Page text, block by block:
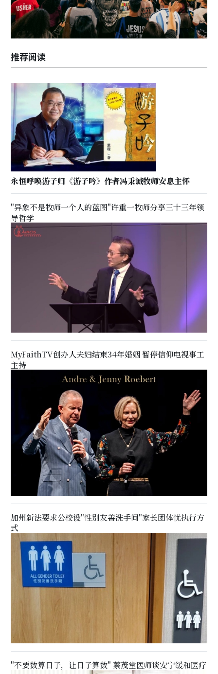
推荐阅读
永恒呼唤游子归《游子吟》作者冯秉诚牧师安息主怀
"异象不是牧师一个人的蓝图"许重一牧师分享三十三年领
导哲学
MyFaithTV创办人夫妇结束34年婚姻 暂停信仰电视事工
主持
加州新法要求公校设"性别友善洗手间"家长团体忧执行方
式
"不要数算日子，让日子算数" 蔡茂堂医师谈安宁缓和医疗